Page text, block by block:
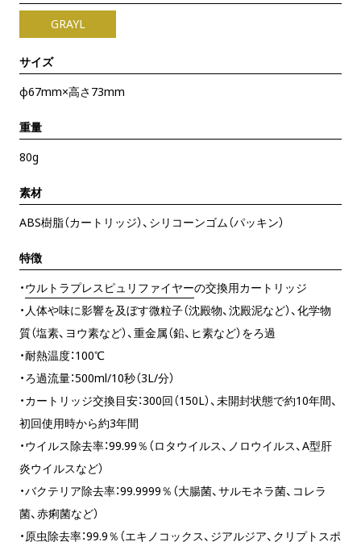
GRAYL
サイズ
φ67mm×高さ73mm
重量
80g
素材
ABS樹脂（カートリッジ）、シリコーンゴム（パッキン）
特徴
・ウルトラプレスピュリファイヤーの交換用カートリッジ
・人体や味に影響を及ぼす微粒子（沈殿物、沈殿泥など）、化学物
質（塩素、ヨウ素など）、重金属（鉛、ヒ素など）をろ過
・耐熱温度：100℃
・ろ過流量：500ml/10秒（3L/分）
・カートリッジ交換目安：300回（150L）、未開封状態で約10年間、
初回使用時から約3年間
・ウイルス除去率：99.99％（ロタウイルス、ノロウイルス、A型肝
炎ウイルスなど）
・バクテリア除去率：99.9999％（大腸菌、サルモネラ菌、コレラ
菌、赤痢菌など）
・原虫除去率：99.9％（エキノコックス、ジアルジア、クリプトスポ